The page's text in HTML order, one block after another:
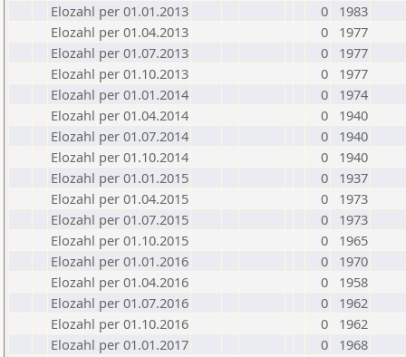
Elozahl per 01.01.2013
0
1983
Elozahl per 01.04.2013
0
1977
Elozahl per 01.07.2013
0
1977
Elozahl per 01.10.2013
0
1977
Elozahl per 01.01.2014
0
1974
Elozahl per 01.04.2014
0
1940
Elozahl per 01.07.2014
0
1940
Elozahl per 01.10.2014
0
1940
Elozahl per 01.01.2015
0
1937
Elozahl per 01.04.2015
0
1973
Elozahl per 01.07.2015
0
1973
Elozahl per 01.10.2015
0
1965
Elozahl per 01.01.2016
0
1970
Elozahl per 01.04.2016
0
1958
Elozahl per 01.07.2016
0
1962
Elozahl per 01.10.2016
0
1962
Elozahl per 01.01.2017
0
1968